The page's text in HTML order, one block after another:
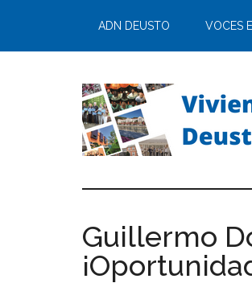
ADN DEUSTO VOCES
Guillermo